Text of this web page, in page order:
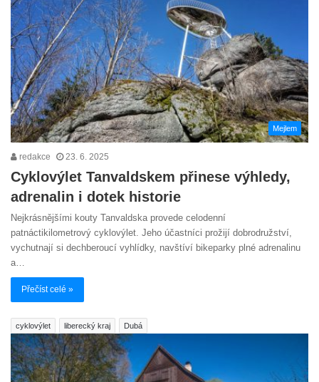
Mejlem
redakce 23. 6. 2025
Cyklovýlet Tanvaldskem přinese výhledy,
adrenalin i dotek historie
Nejkrásnějšími kouty Tanvaldska provede celodenní
patnáctikilometrový cyklovýlet. Jeho účastníci prožijí dobrodružství,
vychutnají si dechberoucí vyhlídky, navštíví bikeparky plné adrenalinu
a…
Přečíst celé »
cyklovýlet liberecký kraj Dubá